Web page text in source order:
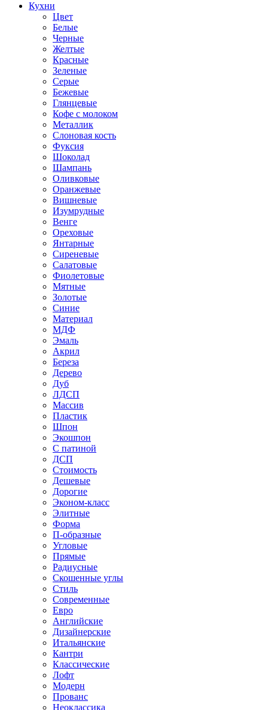
Кухни
Цвет
Белые
Черные
Желтые
Красные
Зеленые
Серые
Бежевые
Глянцевые
Кофе с молоком
Металлик
Слоновая кость
Фуксия
Шоколад
Шампань
Оливковые
Оранжевые
Вишневые
Изумрудные
Венге
Ореховые
Янтарные
Сиреневые
Салатовые
Фиолетовые
Мятные
Золотые
Синие
Материал
МДФ
Эмаль
Акрил
Береза
Дерево
Дуб
ЛДСП
Массив
Пластик
Шпон
Экошпон
С патиной
ДСП
Стоимость
Дешевые
Дорогие
Эконом-класс
Элитные
Форма
П-образные
Угловые
Прямые
Радиусные
Скошенные углы
Стиль
Современные
Евро
Английские
Дизайнерские
Итальянские
Кантри
Классические
Лофт
Модерн
Прованс
Неоклассика